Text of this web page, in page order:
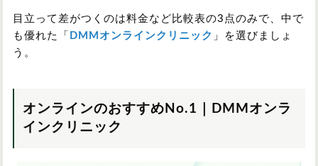
目立って差がつくのは料金など比較表の3点のみで、中で
も優れた「 DMMオンラインクリニック 」を選びましょ
う。
オンラインのおすすめNo.1｜DMMオンラ
インクリニック